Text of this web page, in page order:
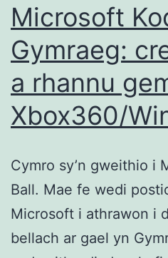
Microsoft
Gymraeg:
a rhannu
Xbox360/
Cymro sy’n gweithio i
Ball. Mae fe wedi
Microsoft i athrawon i
bellach ar gael yn